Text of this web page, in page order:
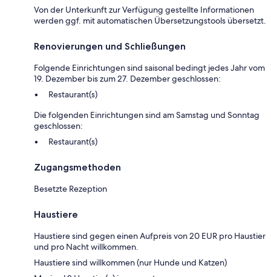
Von der Unterkunft zur Verfügung gestellte Informationen
werden ggf. mit automatischen Übersetzungstools übersetzt.
Renovierungen und Schließungen
Folgende Einrichtungen sind saisonal bedingt jedes Jahr vom
19. Dezember bis zum 27. Dezember geschlossen:
Restaurant(s)
Die folgenden Einrichtungen sind am Samstag und Sonntag
geschlossen:
Restaurant(s)
Zugangsmethoden
Besetzte Rezeption
Haustiere
Haustiere sind gegen einen Aufpreis von 20 EUR pro Haustier
und pro Nacht willkommen.
Haustiere sind willkommen (nur Hunde und Katzen)